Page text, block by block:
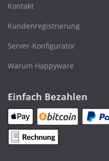
Kontakt
Kundenregistrierung
Server-Konfigurator
Warum Happyware
Einfach Bezahlen